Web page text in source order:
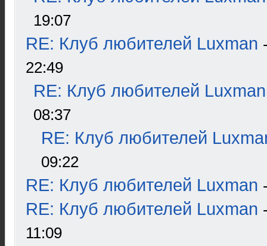
19:07
RE: Клуб любителей Luxman
22:49
RE: Клуб любителей Luxman
08:37
RE: Клуб любителей
09:22
RE: Клуб любителей Luxman
RE: Клуб любителей Luxman
11:09